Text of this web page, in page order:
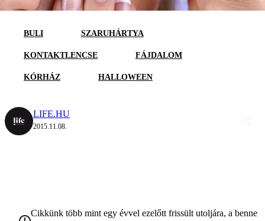
BULI SZARUHÁRTYA
KONTAKTLENCSE FÁJDALOM
KÓRHÁZ HALLOWEEN
LIFE.HU
2015.11.08.
Cikkünk több mint egy évvel ezelőtt frissült utoljára, a benne